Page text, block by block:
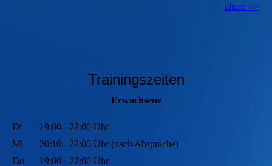
ältere >>
Trainingszeiten
Erwachsene
Di
19:00 - 22:00 Uhr
Mi
20:10 - 22:00 Uhr (nach Absprache)
Do
19:00 - 22:00 Uhr